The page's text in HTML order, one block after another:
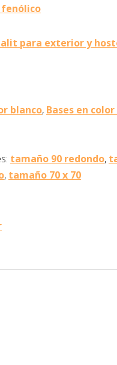
fenólico
para exterior y
blanco, Bases en
tamaño 90 redondo,
, tamaño 70 x 70